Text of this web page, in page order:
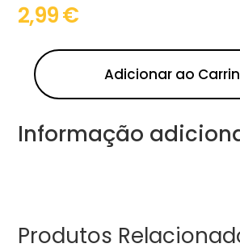
2,99€
Adicionar ao
Informação
Produtos